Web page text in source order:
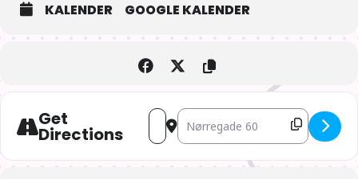
KALENDER GOOGLE KALENDER
Get
Directions
Address - AIOdense – Sommerfest/
Destination Address - AIOdense